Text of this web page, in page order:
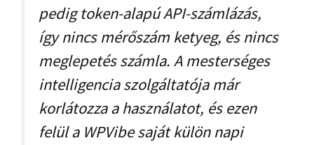
pedig token-alapú API-számlázás,
így nincs mérőszám ketyeg, és nincs
meglepetés számla. A mesterséges
intelligencia szolgáltatója már
korlátozza a használatot, és ezen
felül a WPVibe saját külön napi